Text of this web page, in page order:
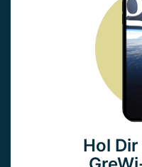
Hol